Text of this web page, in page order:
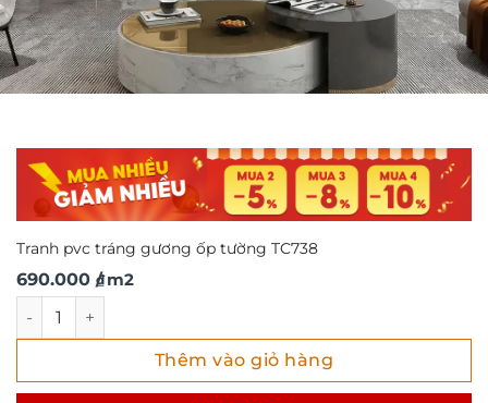
Tranh pvc tráng gương ốp tường TC738
690.000 ₫
/ m2
Tranh pvc tráng gương ốp tường TC738 số lượng
Thêm vào giỏ hàng